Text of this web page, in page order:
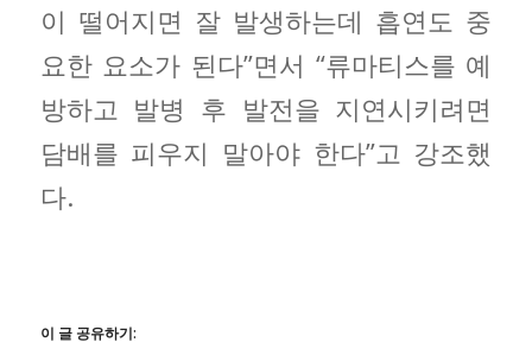
이 떨어지면 잘 발생하는데 흡연도 중
요한 요소가 된다”면서 “류마티스를 예
방하고 발병 후 발전을 지연시키려면
담배를 피우지 말아야 한다”고 강조했
다.
이 글 공유하기: